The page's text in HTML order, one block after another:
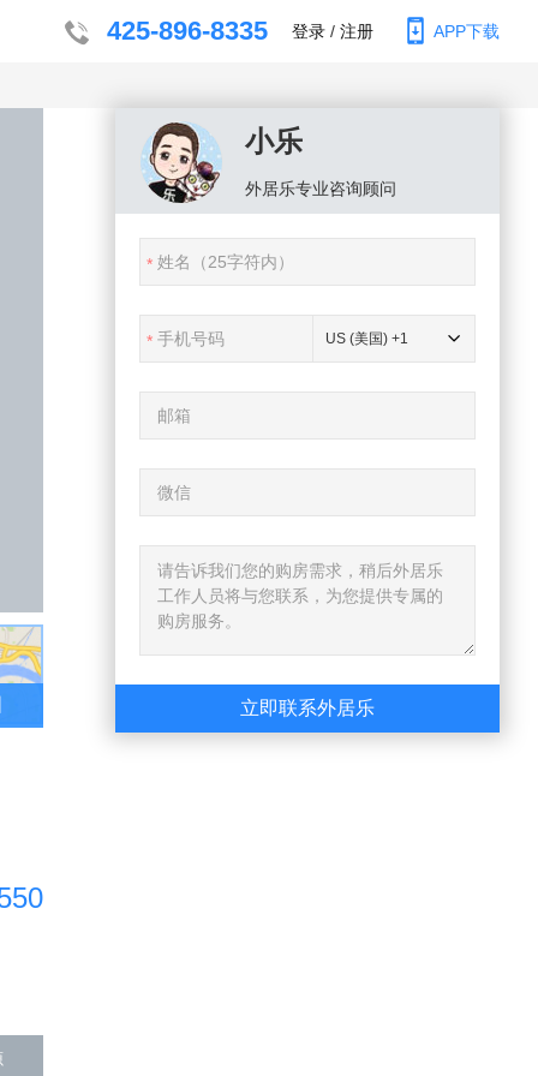
425-896-8335 登录 / 注册 APP下载
小乐
外居乐专业咨询顾问
US (美国) +1
立即联系外居乐